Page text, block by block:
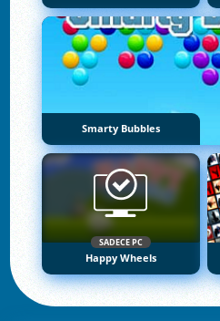
Smarty Bubbles
SADECE PC
Happy Wheels